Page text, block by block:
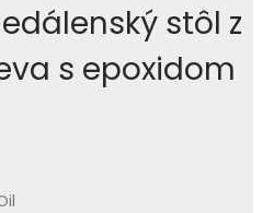
stôl z
s epoxidom